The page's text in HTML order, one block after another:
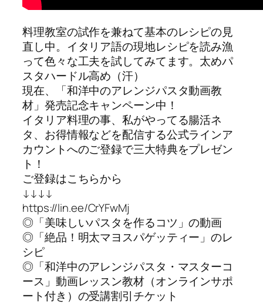
料理教室の試作を兼ねて基本のレシピの見
直し中。イタリア語の現地レシピを読み漁
って色々な工夫を試してみてます。太めパ
スタハードル高め（汗）
現在、「和洋中のアレンジパスタ動画教
材」発売記念キャンペーン中！
イタリア料理の事、私がやってる腸活ネ
タ、お得情報などを配信する公式ラインア
カウントへのご登録で三大特典をプレゼン
ト！
ご登録はこちらから
↓↓↓↓
https://lin.ee/CrYFwMj
◎「美味しいパスタを作るコツ」の動画
◎「絶品！明太マヨスパゲッティー」のレ
シピ
◎「和洋中のアレンジパスタ・マスターコ
ース」動画レッスン教材（オンラインサポ
ート付き）の受講割引チケット